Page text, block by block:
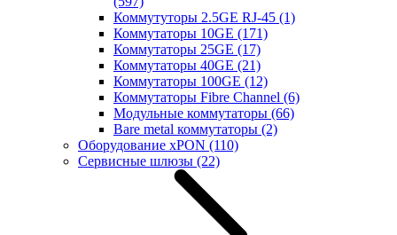
Коммутуторы 2.5GE RJ-45 (1)
Коммутаторы 10GE (171)
Коммутаторы 25GE (17)
Коммутаторы 40GE (21)
Коммутаторы 100GE (12)
Коммутаторы Fibre Channel (6)
Модульные коммутаторы (66)
Bare metal коммутаторы (2)
Оборудование xPON (110)
Сервисные шлюзы (22)